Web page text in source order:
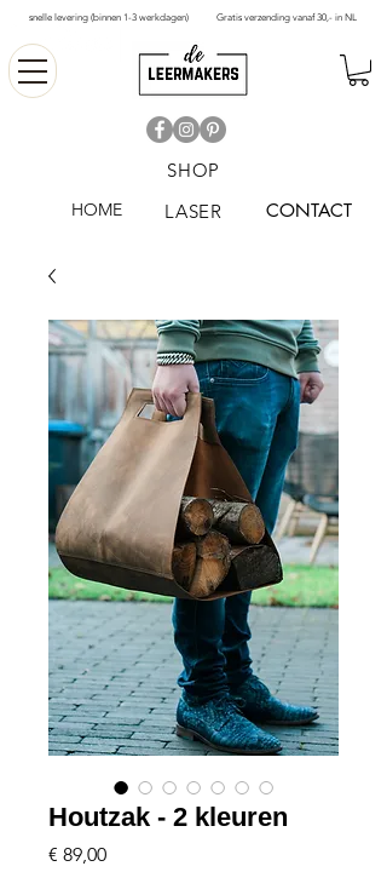
snelle levering (binnen 1-3 werkdagen) Gratis verzending vanaf 30,- in NL
HOME CONTACT
LASER
SHOP
Houtzak - 2 kleuren
€ 89,00Prijs